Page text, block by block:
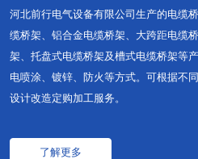
河北前行电气设备有限公司生产的电缆
缆桥架、铝合金电缆桥架、大跨距电缆
架、托盘式电缆桥架及槽式电缆桥架等
电喷涂、镀锌、防火等方式。可根据不
设计改造定购加工服务。
了解更多